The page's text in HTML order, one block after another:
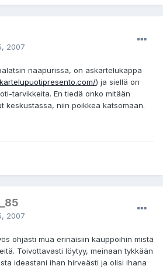
2007
naapurissa, on askartelukappa
) ja siellä on
tarvikkeita. En tiedä onko mitään
keskustassa, niin poikkea katsomaan.
2007
ohjasti mua erinäisiin kauppoihin mistä
Toivottavasti löytyy, meinaan tykkään
ideastani ihan hirveästi ja olisi ihana